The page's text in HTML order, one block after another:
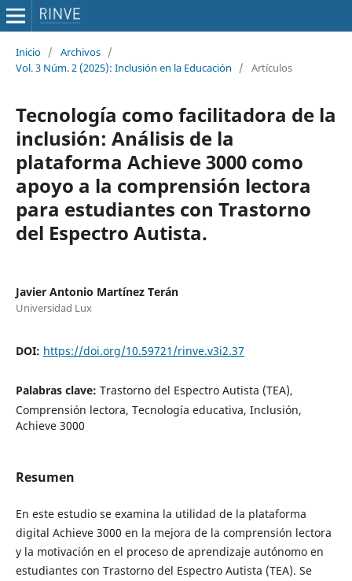
Inicio / Archivos /
Vol. 3 Núm. 2 (2025): Inclusión en la Educación
/ Artículos
Tecnología como facilitadora de la
inclusión: Análisis de la
plataforma Achieve 3000 como
apoyo a la comprensión lectora
para estudiantes con Trastorno
del Espectro Autista.
Javier Antonio Martínez Terán
Universidad Lux
DOI: https://doi.org/10.59721/rinve.v3i2.37
Palabras clave: Trastorno del Espectro Autista (TEA),
Comprensión lectora, Tecnología educativa, Inclusión,
Achieve 3000
Resumen
En este estudio se examina la utilidad de la plataforma
digital Achieve 3000 en la mejora de la comprensión lectora
y la motivación en el proceso de aprendizaje autónomo en
estudiantes con Trastorno del Espectro Autista (TEA). Se